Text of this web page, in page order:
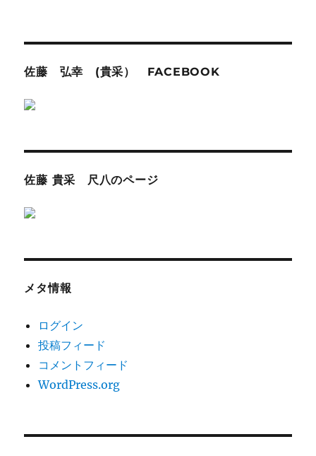
佐藤 弘幸 (貴采） FACEBOOK
佐藤 貴采 尺八のページ
メタ情報
ログイン
投稿フィード
コメントフィード
WordPress.org